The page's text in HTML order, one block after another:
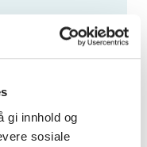
gi innhold og
sosiale
María Della